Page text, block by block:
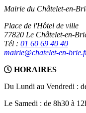
Mairie du Châtelet-en-
Place de l'Hôtel de ville
77820 Le Châtelet-en-
Tél : 01 60 69 40 40
mairie@chatelet-en-
HORAIRES
Du Lundi au Vendredi :
Le Samedi : de 8h30 à